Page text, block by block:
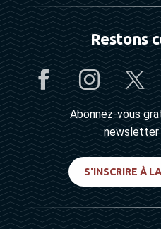
Restons
Abonnez-vous
newsletter
S'INSCRIRE À